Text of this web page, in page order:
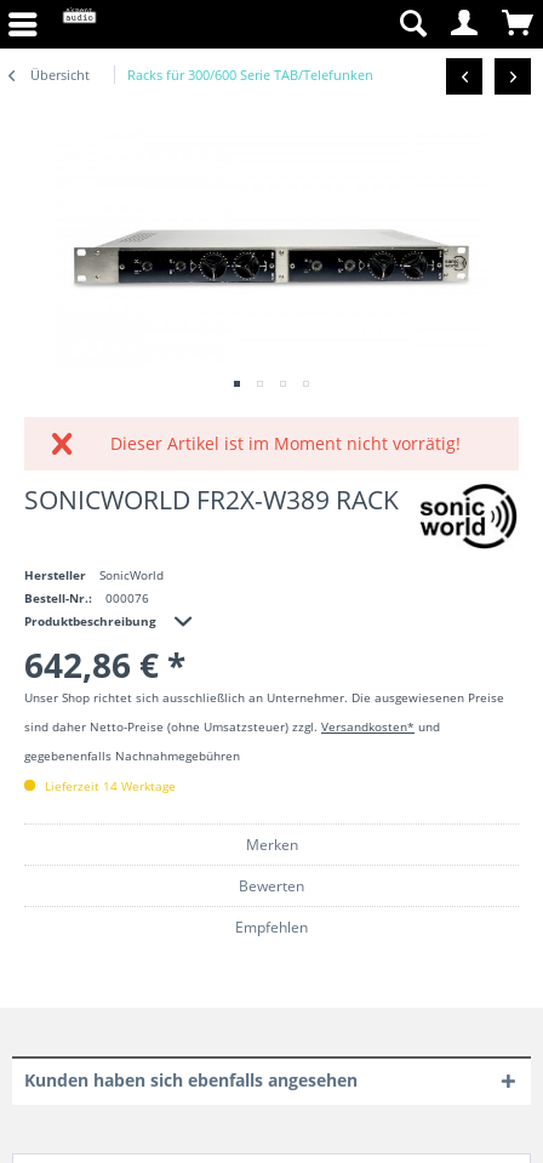
Übersicht Racks für 300/600 Serie TAB/Telefunken
Dieser Artikel ist im Moment nicht vorrätig!
SONICWORLD FR2X-W389 RACK
Hersteller
SonicWorld
Bestell-Nr.:
000076
Produktbeschreibung
642,86 € *
Unser Shop richtet sich ausschließlich an Unternehmer. Die ausgewiesenen Preise
sind daher Netto-Preise (ohne Umsatzsteuer) zzgl. Versandkosten* und
gegebenenfalls Nachnahmegebühren
Lieferzeit 14 Werktage
Merken
Bewerten
Empfehlen
Kunden haben sich ebenfalls angesehen